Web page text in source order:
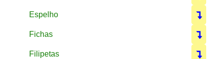
Espelho
Fichas
Filipetas